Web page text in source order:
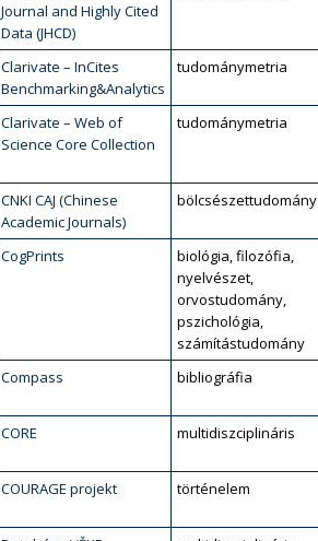
Journal and Highly Cited
Data (JHCD)
Clarivate – InCites
Benchmarking&Analytics
tudománymetria
Clarivate – Web of
Science Core Collection
tudománymetria
CNKI CAJ (Chinese
Academic Journals)
bölcsészettudomány
CogPrints
biológia, filozófia,
nyelvészet,
orvostudomány,
pszichológia,
számítástudomány
Compass bibliográfia
CORE
multidiszciplináris
COURAGE projekt
történelem